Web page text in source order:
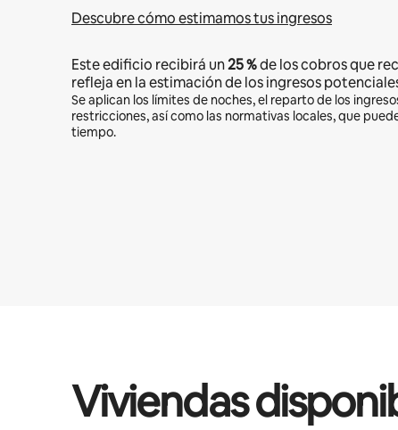
Descubre cómo estimamos tus ingresos
Este edificio recibirá un25 %de los cobros que
refleja en la estimación de los ingresos
Se aplican los límites de noches, el reparto de los
restricciones, así como las normativas locales, que
tiempo.
Viviendas